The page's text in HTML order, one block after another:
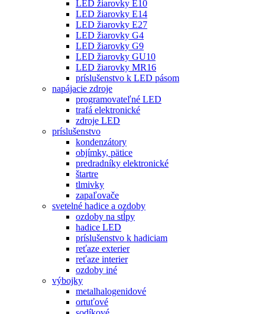
LED žiarovky E10
LED žiarovky E14
LED žiarovky E27
LED žiarovky G4
LED žiarovky G9
LED žiarovky GU10
LED žiarovky MR16
príslušenstvo k LED pásom
napájacie zdroje
programovateľné LED
trafá elektronické
zdroje LED
príslušenstvo
kondenzátory
objímky, pätice
predradníky elektronické
štartre
tlmivky
zapaľovače
svetelné hadice a ozdoby
ozdoby na stĺpy
hadice LED
príslušenstvo k hadiciam
reťaze exterier
reťaze interier
ozdoby iné
výbojky
metalhalogenidové
ortuťové